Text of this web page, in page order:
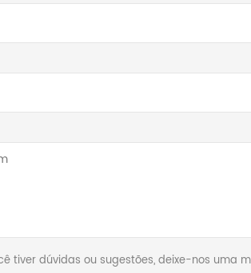
tiver dúvidas ou sugestões, deixe-nos uma